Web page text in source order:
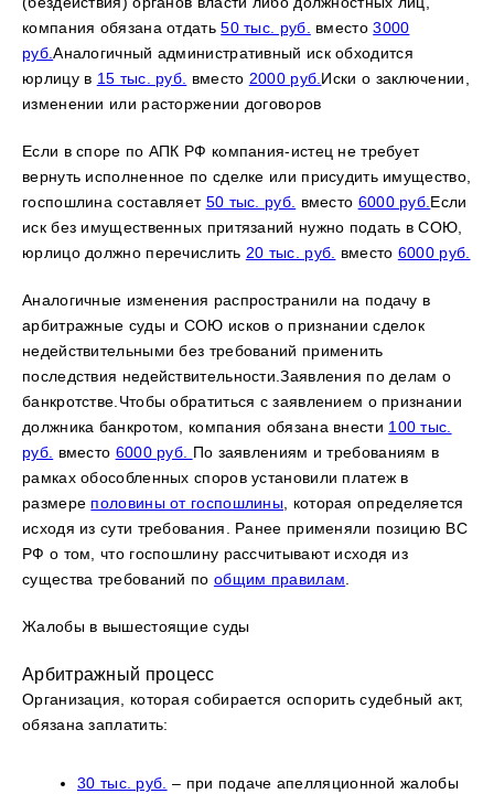
компания обязана отдать50 тыс. руб. вместо3000
руб.Аналогичный административный иск обходится
юрлицу в 15 тыс. руб. вместо 2000 руб. Иски о заключении,
изменении или расторжении договоров
Если в споре по АПК РФ компания-истец не требует
вернуть исполненное по сделке или присудить имущество,
госпошлина составляет 50 тыс. руб. вместо 6000 руб. Если
иск без имущественных притязаний нужно подать в СОЮ,
юрлицо должно перечислить 20 тыс. руб. вместо 6000 руб.
Аналогичные изменения распространили на подачу в
арбитражные суды и СОЮ исков о признании сделок
недействительными без требований применить
последствия недействительности.Заявления по делам о
банкротстве.Чтобы обратиться с заявлением о признании
должника банкротом, компания обязана внести 100 тыс.
руб.
вместо 6000 руб. По заявлениям и требованиям в
рамках обособленных споров установили платеж в
размере половины от госпошлины , которая определяется
исходя из сути требования. Ранее применяли позицию ВС
РФ о том, что госпошлину рассчитывают исходя из
существа требований по общим правилам
Жалобы в вышестоящие суды
Арбитражный процесс
Организация, которая собирается оспорить судебный акт,
обязана заплатить:
30 тыс. руб. – при подаче апелляционной жалобы